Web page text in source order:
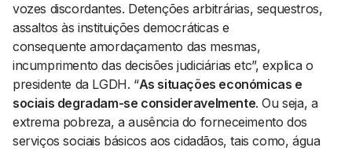
vozes discordantes. Detenções arbitrárias, sequestros,
assaltos às instituições democráticas e
consequente amordaçamento das mesmas,
incumprimento das decisões judiciárias etc”, explica o
presidente da LGDH. “As situações económicas e
sociais degradam-se consideravelmente. Ou seja, a
extrema pobreza, a ausência do forneceimento dos
serviços sociais básicos aos cidadãos, tais como, água